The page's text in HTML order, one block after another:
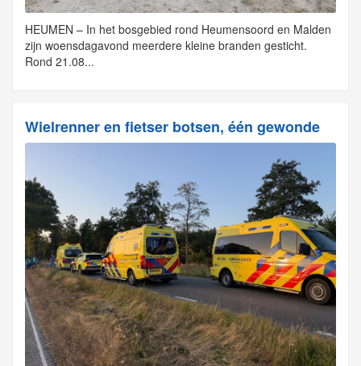
HEUMEN – In het bosgebied rond Heumensoord en Malden
zijn woensdagavond meerdere kleine branden gesticht.
Rond 21.08...
Wielrenner en fietser botsen, één gewonde